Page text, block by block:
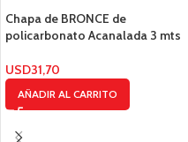
Chapa de BRONCE de
policarbonato Acanalada 3 mts
USD31,70
AÑADIR AL CARRITO